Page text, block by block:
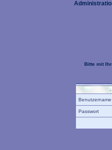
Bitte mit
Passwort